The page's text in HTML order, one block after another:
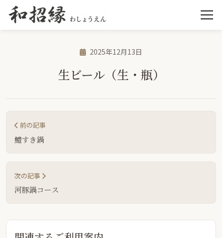
2025年12月13日
生ビール（生・瓶）
前の記事
鱧すき鍋
次の記事
河豚鍋コース